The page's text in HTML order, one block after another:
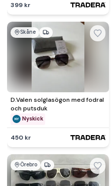
399 kr
Skåne
D.Valen solglasögon med fodral
och putsduk
Nyskick
450 kr
Örebro